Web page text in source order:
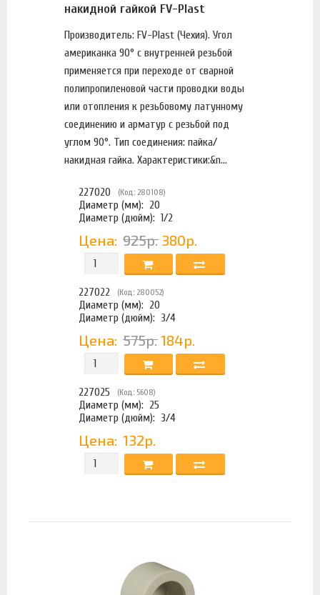
накидной гайкой FV-Plast
Производитель: FV-Plast (Чехия). Угол
американка 90° с внутренней резьбой
применяется при переходе от сварной
полипропиленовой части проводки воды
или отопления к резьбовому латунному
соединению и арматур с резьбой под
углом 90°. Тип соединения: пайка/
накидная гайка. Характеристики:&n...
227020 (Код: 280108)
Диаметр (мм): 20
Диаметр (дюйм): 1/2
Цена: 925р. 380р.
227022 (Код: 280052)
Диаметр (мм): 20
Диаметр (дюйм): 3/4
Цена: 575р. 184р.
227025 (Код: 5608)
Диаметр (мм): 25
Диаметр (дюйм): 3/4
Цена: 132р.